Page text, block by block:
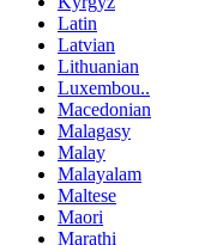
Latin
Latvian
Lithuanian
Luxembou..
Macedonian
Malagasy
Malay
Malayalam
Maltese
Maori
Marathi